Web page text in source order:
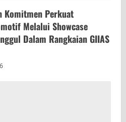
Komitmen Perkuat
Melalui Showcase
Dalam Rangkaian GIIAS